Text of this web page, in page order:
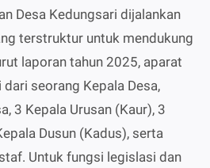
Desa Kedungsari dijalankan
terstruktur untuk mendukung
laporan tahun 2025, aparat
seorang Kepala Desa,
3 Kepala Urusan (Kaur), 3
Dusun (Kadus), serta
Untuk fungsi legislasi dan